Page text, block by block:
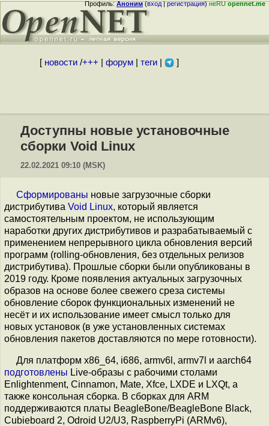
Профиль:Аноним(вход|регистрация)неRUopennet.me
[ новости/+++ форум| теги| ]
Доступны новые установочные
сборки Void Linux
22.02.2021 09:10 (MSK)
Сформированы новые загрузочные сборки
дистрибутива Void Linux, который является
самостоятельным проектом, не использующим
наработки других дистрибутивов и разрабатываемый с
применением непрерывного цикла обновления версий
программ (rolling-обновления, без отдельных релизов
дистрибутива). Прошлые сборки были опубликованы в
2019 году. Кроме появления актуальных загрузочных
образов на основе более свежего среза системы
обновление сборок функциональных изменений не
несёт и их использование имеет смысл только для
новых установок (в уже установленных системах
обновления пакетов доставляются по мере готовности).
Для платформ x86_64, i686, armv6l, armv7l и aarch64
подготовлены Live-образы с рабочими столами
Enlightenment, Cinnamon, Mate, Xfce, LXDE и LXQt, а
также консольная сборка. В сборках для ARM
поддерживаются платы BeagleBone/BeagleBone Black,
Cubieboard 2, Odroid U2/U3, RaspberryPi (ARMv6),